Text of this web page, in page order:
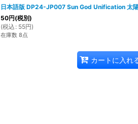
日本語版 DP24-JP007 Sun God Unification 太
50円(税別)
(税込 : 55円)
在庫数 8点
カートに入れ